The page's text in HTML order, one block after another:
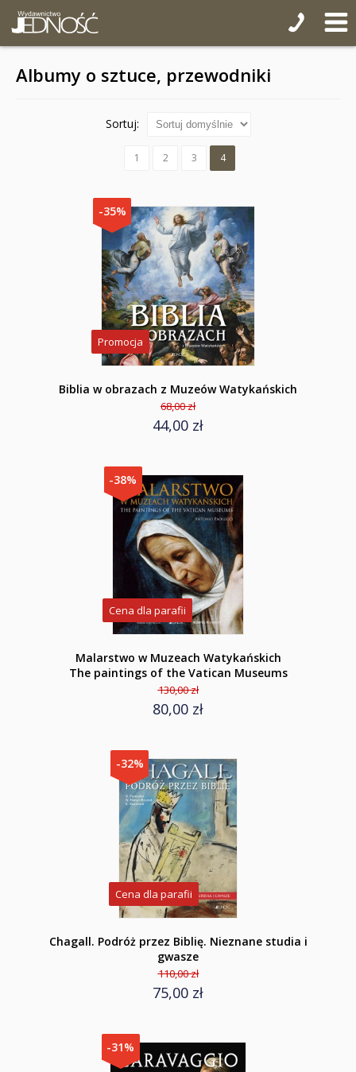
Albumy o sztuce, przewodniki
Sortuj:
1 2 3 4
-35%
Promocja
Biblia w obrazach z Muzeów Watykańskich
68,00 zł
44,00 zł
-38%
Cena dla parafii
Malarstwo w Muzeach Watykańskich
The paintings of the Vatican Museums
130,00 zł
80,00 zł
-32%
Cena dla parafii
Chagall. Podróż przez Biblię. Nieznane studia i
gwasze
110,00 zł
75,00 zł
-31%